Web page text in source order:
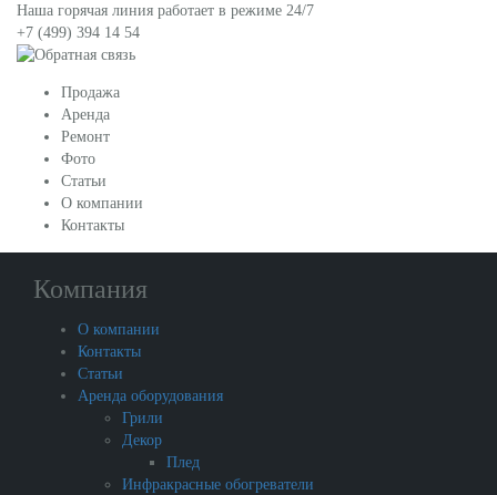
Наша горячая линия работает в режиме 24/7
+7 (499) 394 14 54
Продажа
Аренда
Ремонт
Фото
Статьи
О компании
Контакты
Компания
О компании
Контакты
Статьи
Аренда оборудования
Грили
Декор
Плед
Инфракрасные обогреватели